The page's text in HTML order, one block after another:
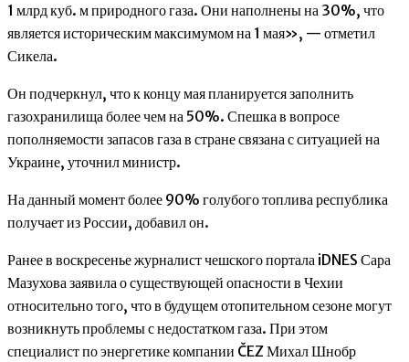
1 млрд куб. м природного газа. Они наполнены на 30%, что
является историческим максимумом на 1 мая», — отметил
Сикела.
Он подчеркнул, что к концу мая планируется заполнить
газохранилища более чем на 50%. Спешка в вопросе
пополняемости запасов газа в стране связана с ситуацией на
Украине, уточнил министр.
На данный момент более 90% голубого топлива республика
получает из России, добавил он.
Ранее в воскресенье журналист чешского портала iDNES Сара
Мазухова заявила о существующей опасности в Чехии
относительно того, что в будущем отопительном сезоне могут
возникнуть проблемы с недостатком газа. При этом
специалист по энергетике компании ČEZ Михал Шнобр